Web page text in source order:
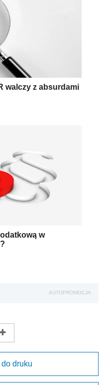
walczy z absurdami
w
AUTOPROMOCJA
druku